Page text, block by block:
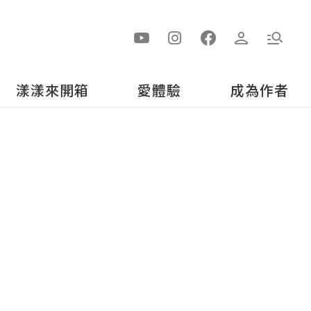
漾漾來開箱 愛體驗 成為作者